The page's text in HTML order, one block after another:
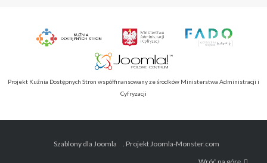
Projekt Kuźnia Dostępnych Stron współfinansowany ze środków Ministerstwa Administracji i
Cyfryzacji
Szablony dla Joomla
. Projekt Joomla-Monster.com